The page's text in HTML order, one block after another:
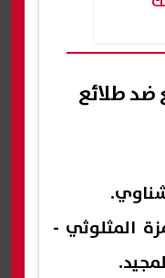
ضد طلائع
المثلوثي -